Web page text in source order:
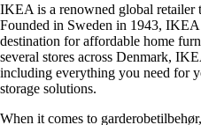
IKEA is a renowned global retailer
Founded in Sweden in 1943, IKEA
destination for affordable home
several stores across Denmark,
including everything you need for
storage solutions.
When it comes to